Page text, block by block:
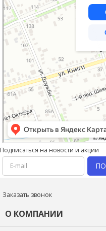
Подписаться на новости и акции
Заказать звонок
О КОМПАНИИ